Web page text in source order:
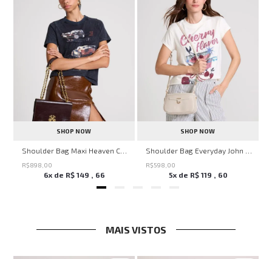
SHOP NOW
R$898 00
6x de R$ 149 66
SHOP NOW
R$598 00
5x de R$ 119 60
MAIS VISTOS